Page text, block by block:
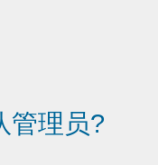
管理员?